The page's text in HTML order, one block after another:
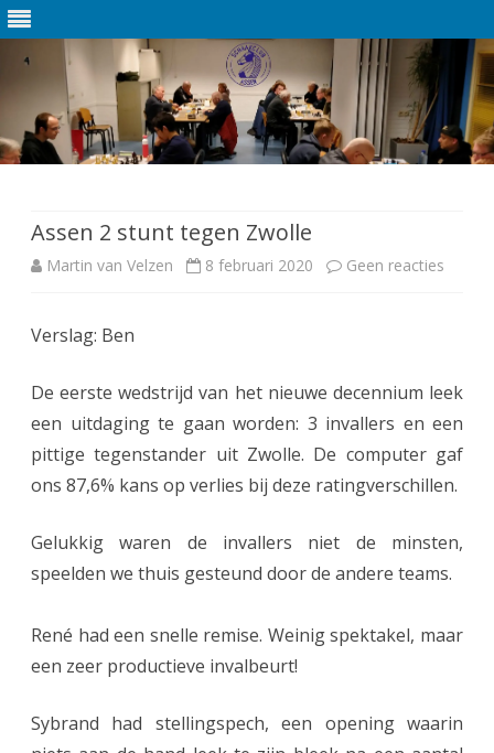
de
inhoud
Assen 2 stunt tegen Zwolle
Martin van Velzen 8 februari 2020 Geen reacties
s
e
n
2
s
t
Verslag: Ben
De eerste wedstrijd van het nieuwe decennium leek
een uitdaging te gaan worden: 3 invallers en een
pittige tegenstander uit Zwolle. De computer gaf
ons 87,6% kans op verlies bij deze ratingverschillen.
Gelukkig waren de invallers niet de minsten,
speelden we thuis gesteund door de andere teams.
René had een snelle remise. Weinig spektakel, maar
een zeer productieve invalbeurt!
Sybrand had stellingspech, een opening waarin